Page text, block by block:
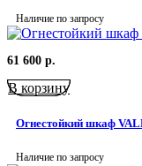
Наличие по запросу
61 600 р.
В корзину
Огнестойкий шкаф
Наличие по запросу